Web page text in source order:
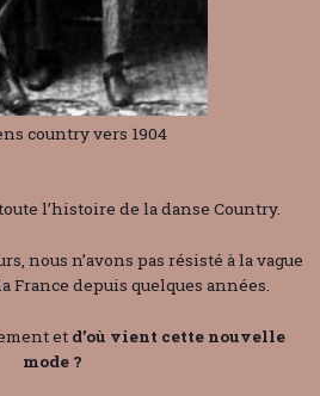
country vers 1904
l’histoire de la danse Country.
nous n’avons pas résisté à la vague
France depuis quelques années.
et d’où vient cette nouvelle
mode ?